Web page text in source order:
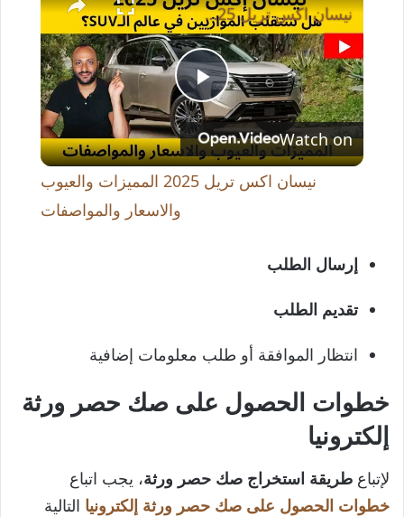
P
l
e
نيسان اكس تريل 2025 المميزات والعيوب والاسعار والمواصفات
Watch on
نيسان اكس تريل 2025 المميزات والعيوب
والاسعار والمواصفات
إرسال الطلب
تقديم الطلب
انتظار الموافقة أو طلب معلومات إضافية
خطوات الحصول على صك حصر ورثة
إلكترونيا
لإتباع طريقة استخراج صك حصر ورثة، يجب اتباع
خطوات الحصول على صك حصر ورثة إلكترونيا التالية